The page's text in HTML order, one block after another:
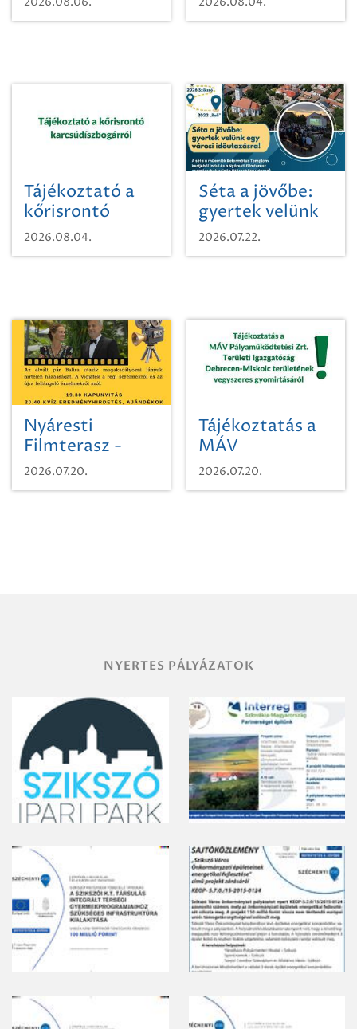
Tájékoztató a
kőrisrontó
karcsúdíszbogárról
2026.08.04.
Séta a jövőbe:
gyertek velünk
egy városi
időutazásra!
2026.07.22.
Nyáresti
Filmterasz -
Beugró a
Paradicsomba
2026.07.20.
Tájékoztatás a
MÁV
Pályaműködtetési
Zrt. Területi
2026.07.20.
NYERTES PÁLYÁZATOK